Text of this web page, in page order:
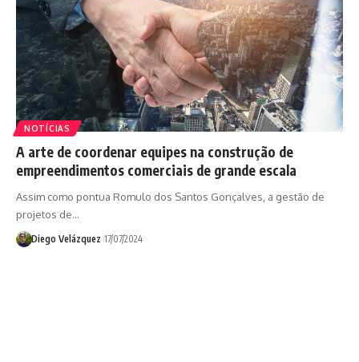
NOTÍCIAS
A arte de coordenar equipes na construção de
empreendimentos comerciais de grande escala
Assim como pontua Romulo dos Santos Gonçalves, a gestão de
projetos de…
Diego Velázquez 17/07/2024